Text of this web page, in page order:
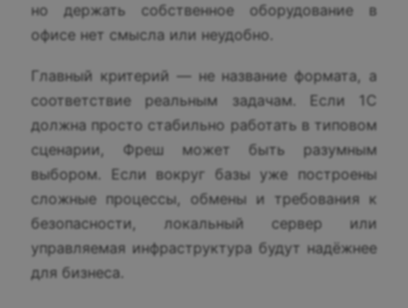
но держать собственное оборудование в
офисе нет смысла или неудобно.
Главный критерий — не название формата, а
соответствие реальным задачам. Если 1С
должна просто стабильно работать в типовом
сценарии, Фреш может быть разумным
выбором. Если вокруг базы уже построены
сложные процессы, обмены и требования к
безопасности, локальный сервер или
управляемая инфраструктура будут надёжнее
для бизнеса.